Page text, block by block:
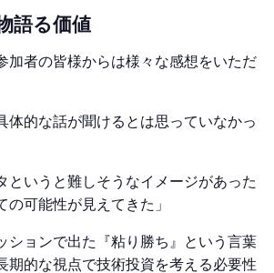
語る価値
加者の皆様からは様々な感想をいただ
体的な話が聞けるとは思っていなかっ
というと難しそうなイメージがあった
の可能性が見えてきた」
ションで出た『粘り勝ち』という言葉
期的な視点で技術投資を考える必要性